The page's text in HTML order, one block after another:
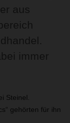
aus
immer
Steinel.
gehörten für ihn